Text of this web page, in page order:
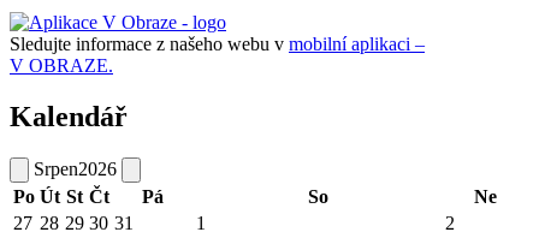
Sledujte informace z našeho webu v mobilní aplikaci –
V OBRAZE.
Kalendář
Srpen2026
Po Út St Čt Pá So
Ne
27 28 29 30 31 1 2